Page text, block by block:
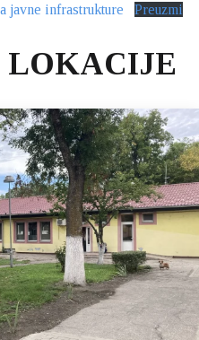
javne infrastrukture Preuzmi
LOKACIJE